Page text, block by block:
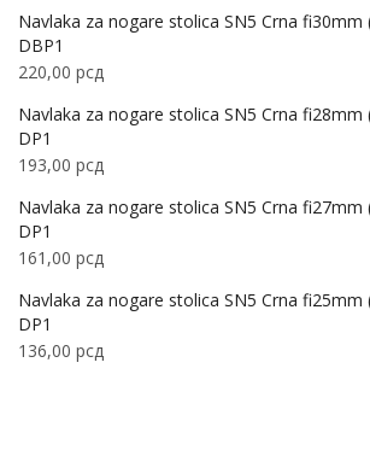
Navlaka za nogare stolica SN5 Crna fi30mm
DBP1
220,00 рсд
Navlaka za nogare stolica SN5 Crna fi28mm
DP1
193,00 рсд
Navlaka za nogare stolica SN5 Crna fi27mm
DP1
161,00 рсд
Navlaka za nogare stolica SN5 Crna fi25mm
DP1
136,00 рсд